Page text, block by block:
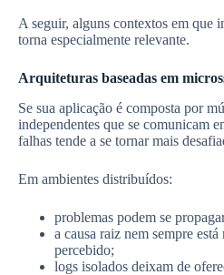
A seguir, alguns contextos em que
torna especialmente relevante.
Arquiteturas baseadas em
Se sua aplicação é composta por
independentes que se comunicam
falhas tende a se tornar mais
Em ambientes distribuídos:
problemas podem se
a causa raiz nem sempre
percebido;
logs isolados deixam de